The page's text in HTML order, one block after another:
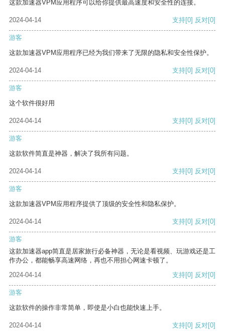
这款加速器VPM应用程序可以给你提供最高速度和安全性的连接。
2024-04-14 支持[0] 反对[0]
游客
这款加速器VPM应用程序已经为我们带来了无限的隐私和安全性保护。
2024-04-14 支持[0] 反对[0]
游客
这个软件很好用
2024-04-14 支持[0] 反对[0]
游客
这款软件简直是神器，解决了我所有问题。
2024-04-14 支持[0] 反对[0]
游客
这款加速器VPM应用程序提供了顶级的安全性和隐私保护。
2024-04-14 支持[0] 反对[0]
游客
这款加速器app简直是居家旅行必备神器，无论是看视频、玩游戏还是工
作办公，都能畅享高速网络，再也不用担心网速卡顿了。
2024-04-14
支持[0] 反对[0]
游客
这款软件的操作非常简单，即使是小白也能快速上手。
2024-04-14 支持[0] 反对[0]